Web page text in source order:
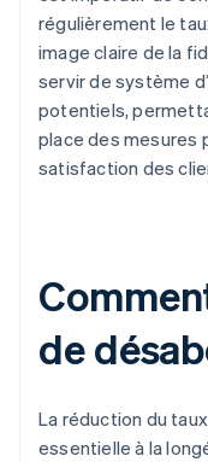
régulièrement le
image claire de la
servir de système
potentiels,
place des mesures
satisfaction des
de
La réduction du
essentielle à la